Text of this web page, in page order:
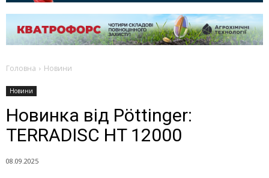
Головна Новини
Новини
Новинка від Pöttinger:
TERRADISC HT 12000
08.09.2025